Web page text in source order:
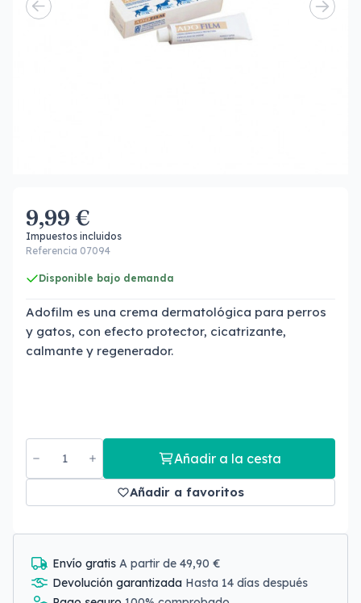
9,99 €
Impuestos incluidos
Referencia 07094
Disponible bajo demanda
Adofilm es una crema dermatológica para perros
y gatos, con efecto protector, cicatrizante,
calmante y regenerador.
Añadir a la cesta
Añadir a favoritos
Envío gratis A partir de 49,90 €
Devolución garantizada Hasta 14 días después